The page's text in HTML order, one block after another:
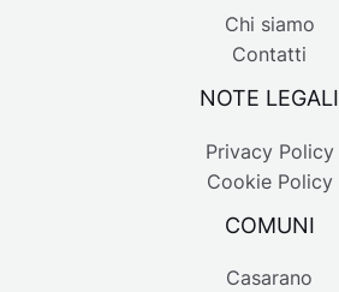
Chi siamo
Contatti
NOTE LEGALI
Privacy Policy
Cookie Policy
COMUNI
Casarano